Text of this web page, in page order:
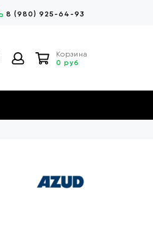
8 (980) 925-64-93
Корзина
0 руб